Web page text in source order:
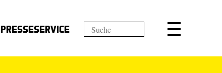
Presseservice